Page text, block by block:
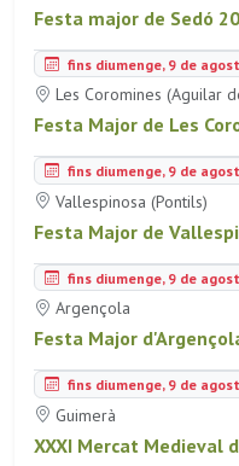
Festa major de Sedó
fins diumenge, 9 de
Les Coromines (Aguilar
Festa Major de Les
fins diumenge, 9 de
Vallespinosa (Pontils)
Festa Major de
fins diumenge, 9 de
Argençola
Festa Major
fins diumenge, 9 de
Guimerà
XXXI Mercat Medieval